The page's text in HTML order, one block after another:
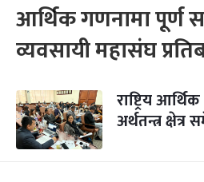
आर्थिक गणनामा पूर्ण
व्यवसायी महासंघ
राष्ट्रिय
अर्थतन्त्र